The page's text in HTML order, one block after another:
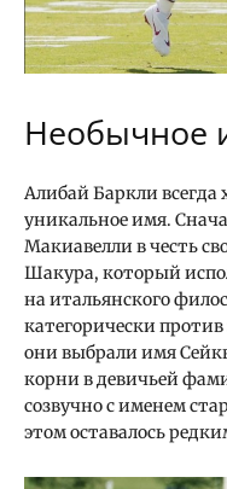
Необычное
Алибай Баркли всегда
уникальное имя.
Макиавелли в честь
Шакура, который
на итальянского
категорически
они выбрали имя
корни в девичьей
созвучно с именем
этом оставалось